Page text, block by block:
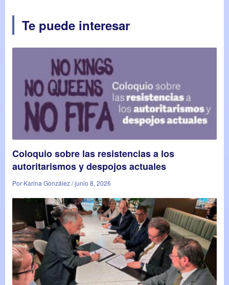
Te puede interesar
Coloquio sobre las resistencias a los
autoritarismos y despojos actuales
Por Karina González / junio 8, 2026